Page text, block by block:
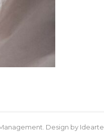
Design by Idearte